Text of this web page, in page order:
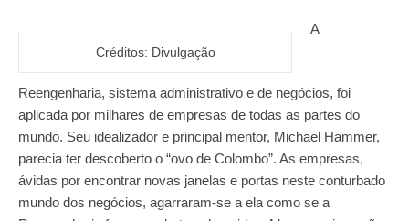
Créditos: Divulgação
A
Reengenharia, sistema administrativo e de negócios, foi
aplicada por milhares de empresas de todas as partes do
mundo. Seu idealizador e principal mentor, Michael Hammer,
parecia ter descoberto o “ovo de Colombo”. As empresas,
ávidas por encontrar novas janelas e portas neste conturbado
mundo dos negócios, agarraram-se a ela como se a